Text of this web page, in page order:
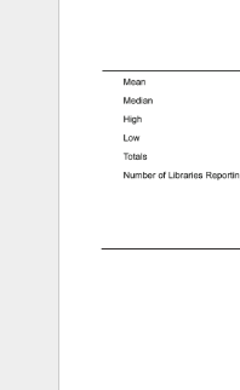




